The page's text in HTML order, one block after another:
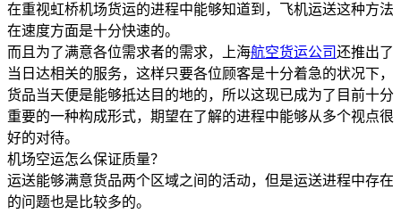
在重视虹桥机场货运的进程中能够知道到，飞机运送这种方法
在速度方面是十分快速的。
而且为了满意各位需求者的需求，上海航空货运公司还推出了
当日达相关的服务，这样只要各位顾客是十分着急的状况下，
货品当天便是能够抵达目的地的，所以这现已成为了目前十分
重要的一种构成形式，期望在了解的进程中能够从多个视点很
好的对待。
机场空运怎么保证质量？
运送能够满意货品两个区域之间的活动，但是运送进程中存在
的问题也是比较多的。